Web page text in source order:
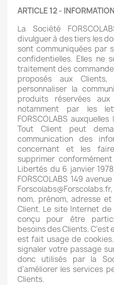
ARTICLE 12 -
La Société
divulguer à des tiers les
sont communiquées par
confidentielles. Elles ne
traitement des
proposés aux
personnaliser la
produits réservées
notamment par les
FORSCOLABS
Tout Client peut
communication des
concernant et les
supprimer
Libertés du 6 janvier
FORSCOLABS 149
nom, prénom, adresse
Client. Le site Internet
conçu pour être
besoins des Clients. C'est
est fait usage de
signaler votre passage
donc utilisés par la
d'améliorer les services
Clients.